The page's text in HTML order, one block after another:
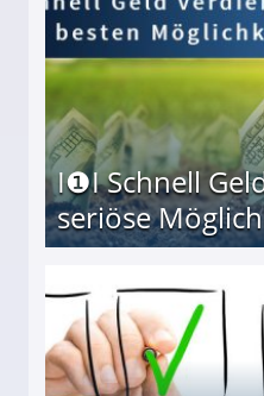
I❶I Schnell
seriöse